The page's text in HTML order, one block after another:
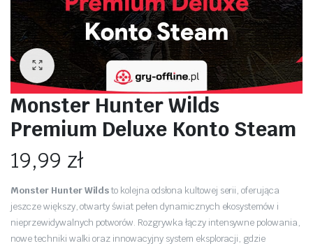
Monster Hunter Wilds
Premium Deluxe Konto Steam
19,99 zł
Monster Hunter Wildsto kolejna odsłona kultowej serii, oferująca
jeszcze większy, otwarty świat pełen dynamicznych ekosystemów i
nieprzewidywalnych potworów. Rozgrywka łączy intensywne polowania,
nowe techniki walki oraz innowacyjny system eksploracji, gdzie